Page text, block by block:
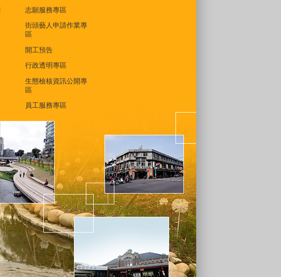
志願服務專區
街頭藝人申請作業專
區
開工預告
行政透明專區
生態檢核資訊公開專
區
員工服務專區